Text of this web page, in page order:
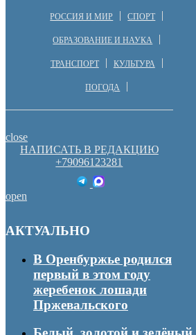
РОССИЯ И МИР СПОРТ
ОБРАЗОВАНИЕ И НАУКА
ТРАНСПОРТ КУЛЬТУРА
ПОГОДА
close
НАПИСАТЬ В РЕДАКЦИЮ
+79096123281
open
АКТУАЛЬНО
В Оренбуржье родился
первый в этом году
жеребенок лошади
Пржевальского